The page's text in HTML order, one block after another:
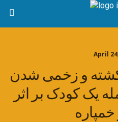
April
و زخمی شدن
یک کودک بر اثر
خمپاره